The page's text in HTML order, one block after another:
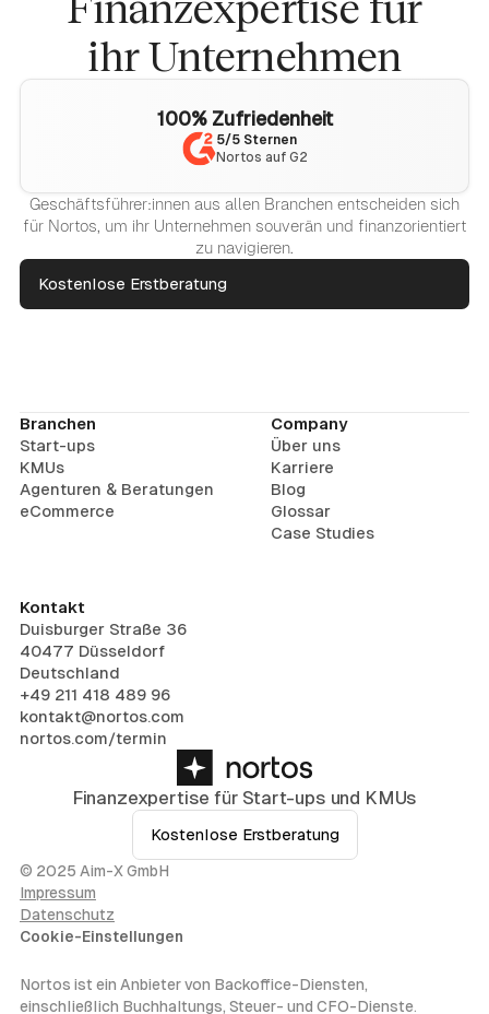
ihr Unternehmen
100% Zufriedenheit
5/5 Sternen
Nortos auf G2
Geschäftsführer:innen aus allen Branchen entscheiden sich
für Nortos, um ihr Unternehmen souverän und finanzorientiert
zu navigieren.
Kostenlose Erstberatung
Finanzexpertise für Start-ups und KMUs
Kostenlose Erstberatung
Branchen
Start-ups
KMUs
Agenturen & Beratungen
eCommerce
Company
Über uns
Karriere
Blog
Glossar
Case Studies
Kontakt
Duisburger Straße 36
40477 Düsseldorf
Deutschland
+49 211 418 489 96
kontakt@nortos.com
nortos.com/termin
© 2025 Aim-X GmbH
Impressum
Datenschutz
Cookie-Einstellungen
Nortos ist ein Anbieter von Backoffice-Diensten,
einschließlich Buchhaltungs, Steuer- und CFO-Dienste.